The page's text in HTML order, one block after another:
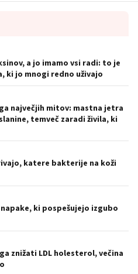
a jo imamo vsi radi: to je
ki jo mnogi redno uživajo
največjih mitov: mastna jetra
temveč zaradi živila, ki
katere bakterije na koži
ki pospešujejo izgubo
znižati LDL holesterol, večina